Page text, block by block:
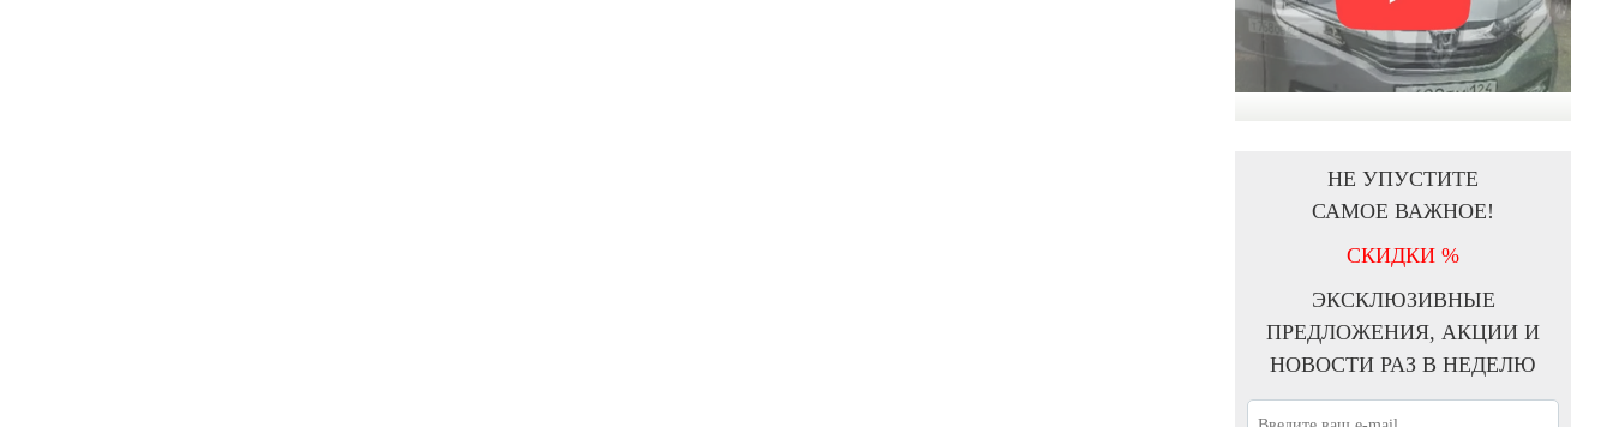
Отзыв клиента HONDA 24-07-2023
НЕ УПУСТИТЕ
САМОЕ ВАЖНОЕ!
СКИДКИ %
ЭКСКЛЮЗИВНЫЕ
ПРЕДЛОЖЕНИЯ, АКЦИИ И
НОВОСТИ РАЗ В НЕДЕЛЮ